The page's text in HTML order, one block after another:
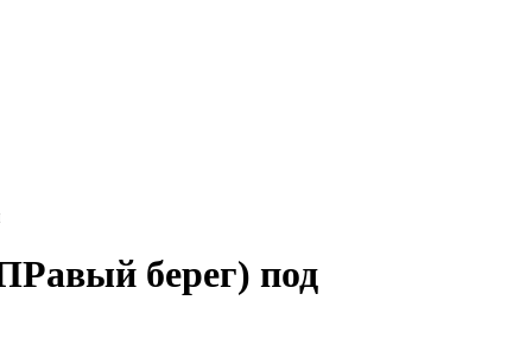
берег) под